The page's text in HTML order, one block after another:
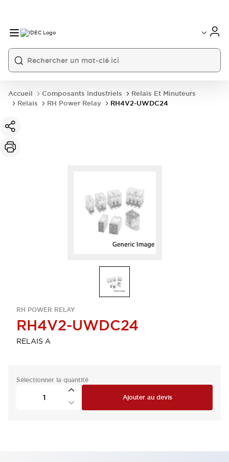
Accueil Composants Industriels
Relais Et Minuteurs
Relais
RH Power Relay RH4V2-UWDC24
RH POWER RELAY
RH4V2-UWDC24
RELAIS A
Sélectionner la quantité
Ajouter au devis